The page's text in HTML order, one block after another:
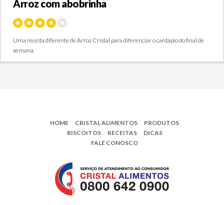
Arroz com abobrinha
Uma receita diferente de Arroz Cristal para diferenciar o cardápio do final de
semana.
HOME CRISTAL ALIMENTOS
PRODUTOS
BISCOITOS
RECEITAS
DICAS
FALE CONOSCO